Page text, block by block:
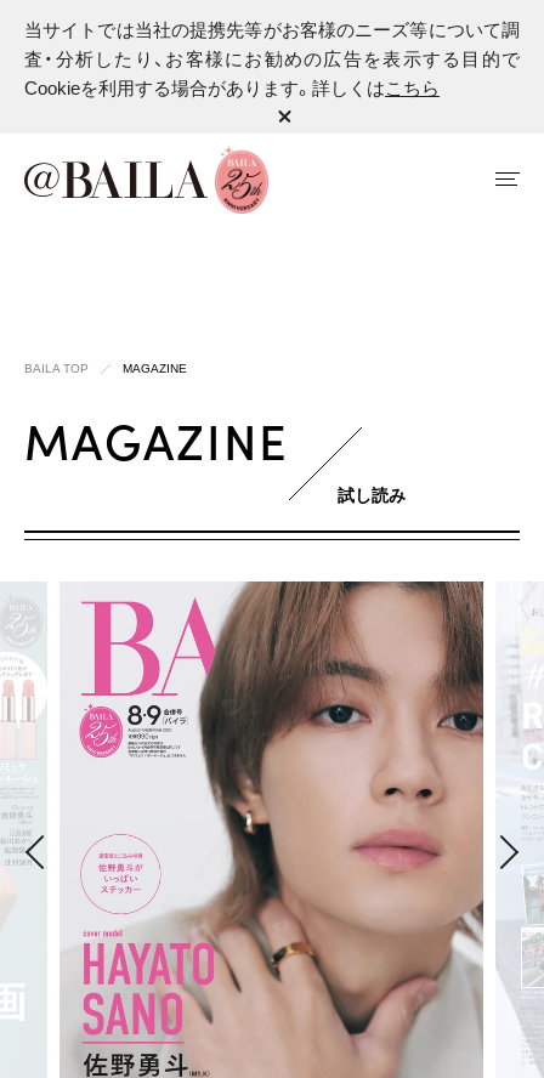
当サイトでは当社の提携先等がお客様のニーズ等について調
査・分析したり、お客様にお勧めの広告を表示する目的で
Cookieを利用する場合があります。詳しくはこちら
BAILA TOP MAGAZINE
MAGAZINE
試し読み